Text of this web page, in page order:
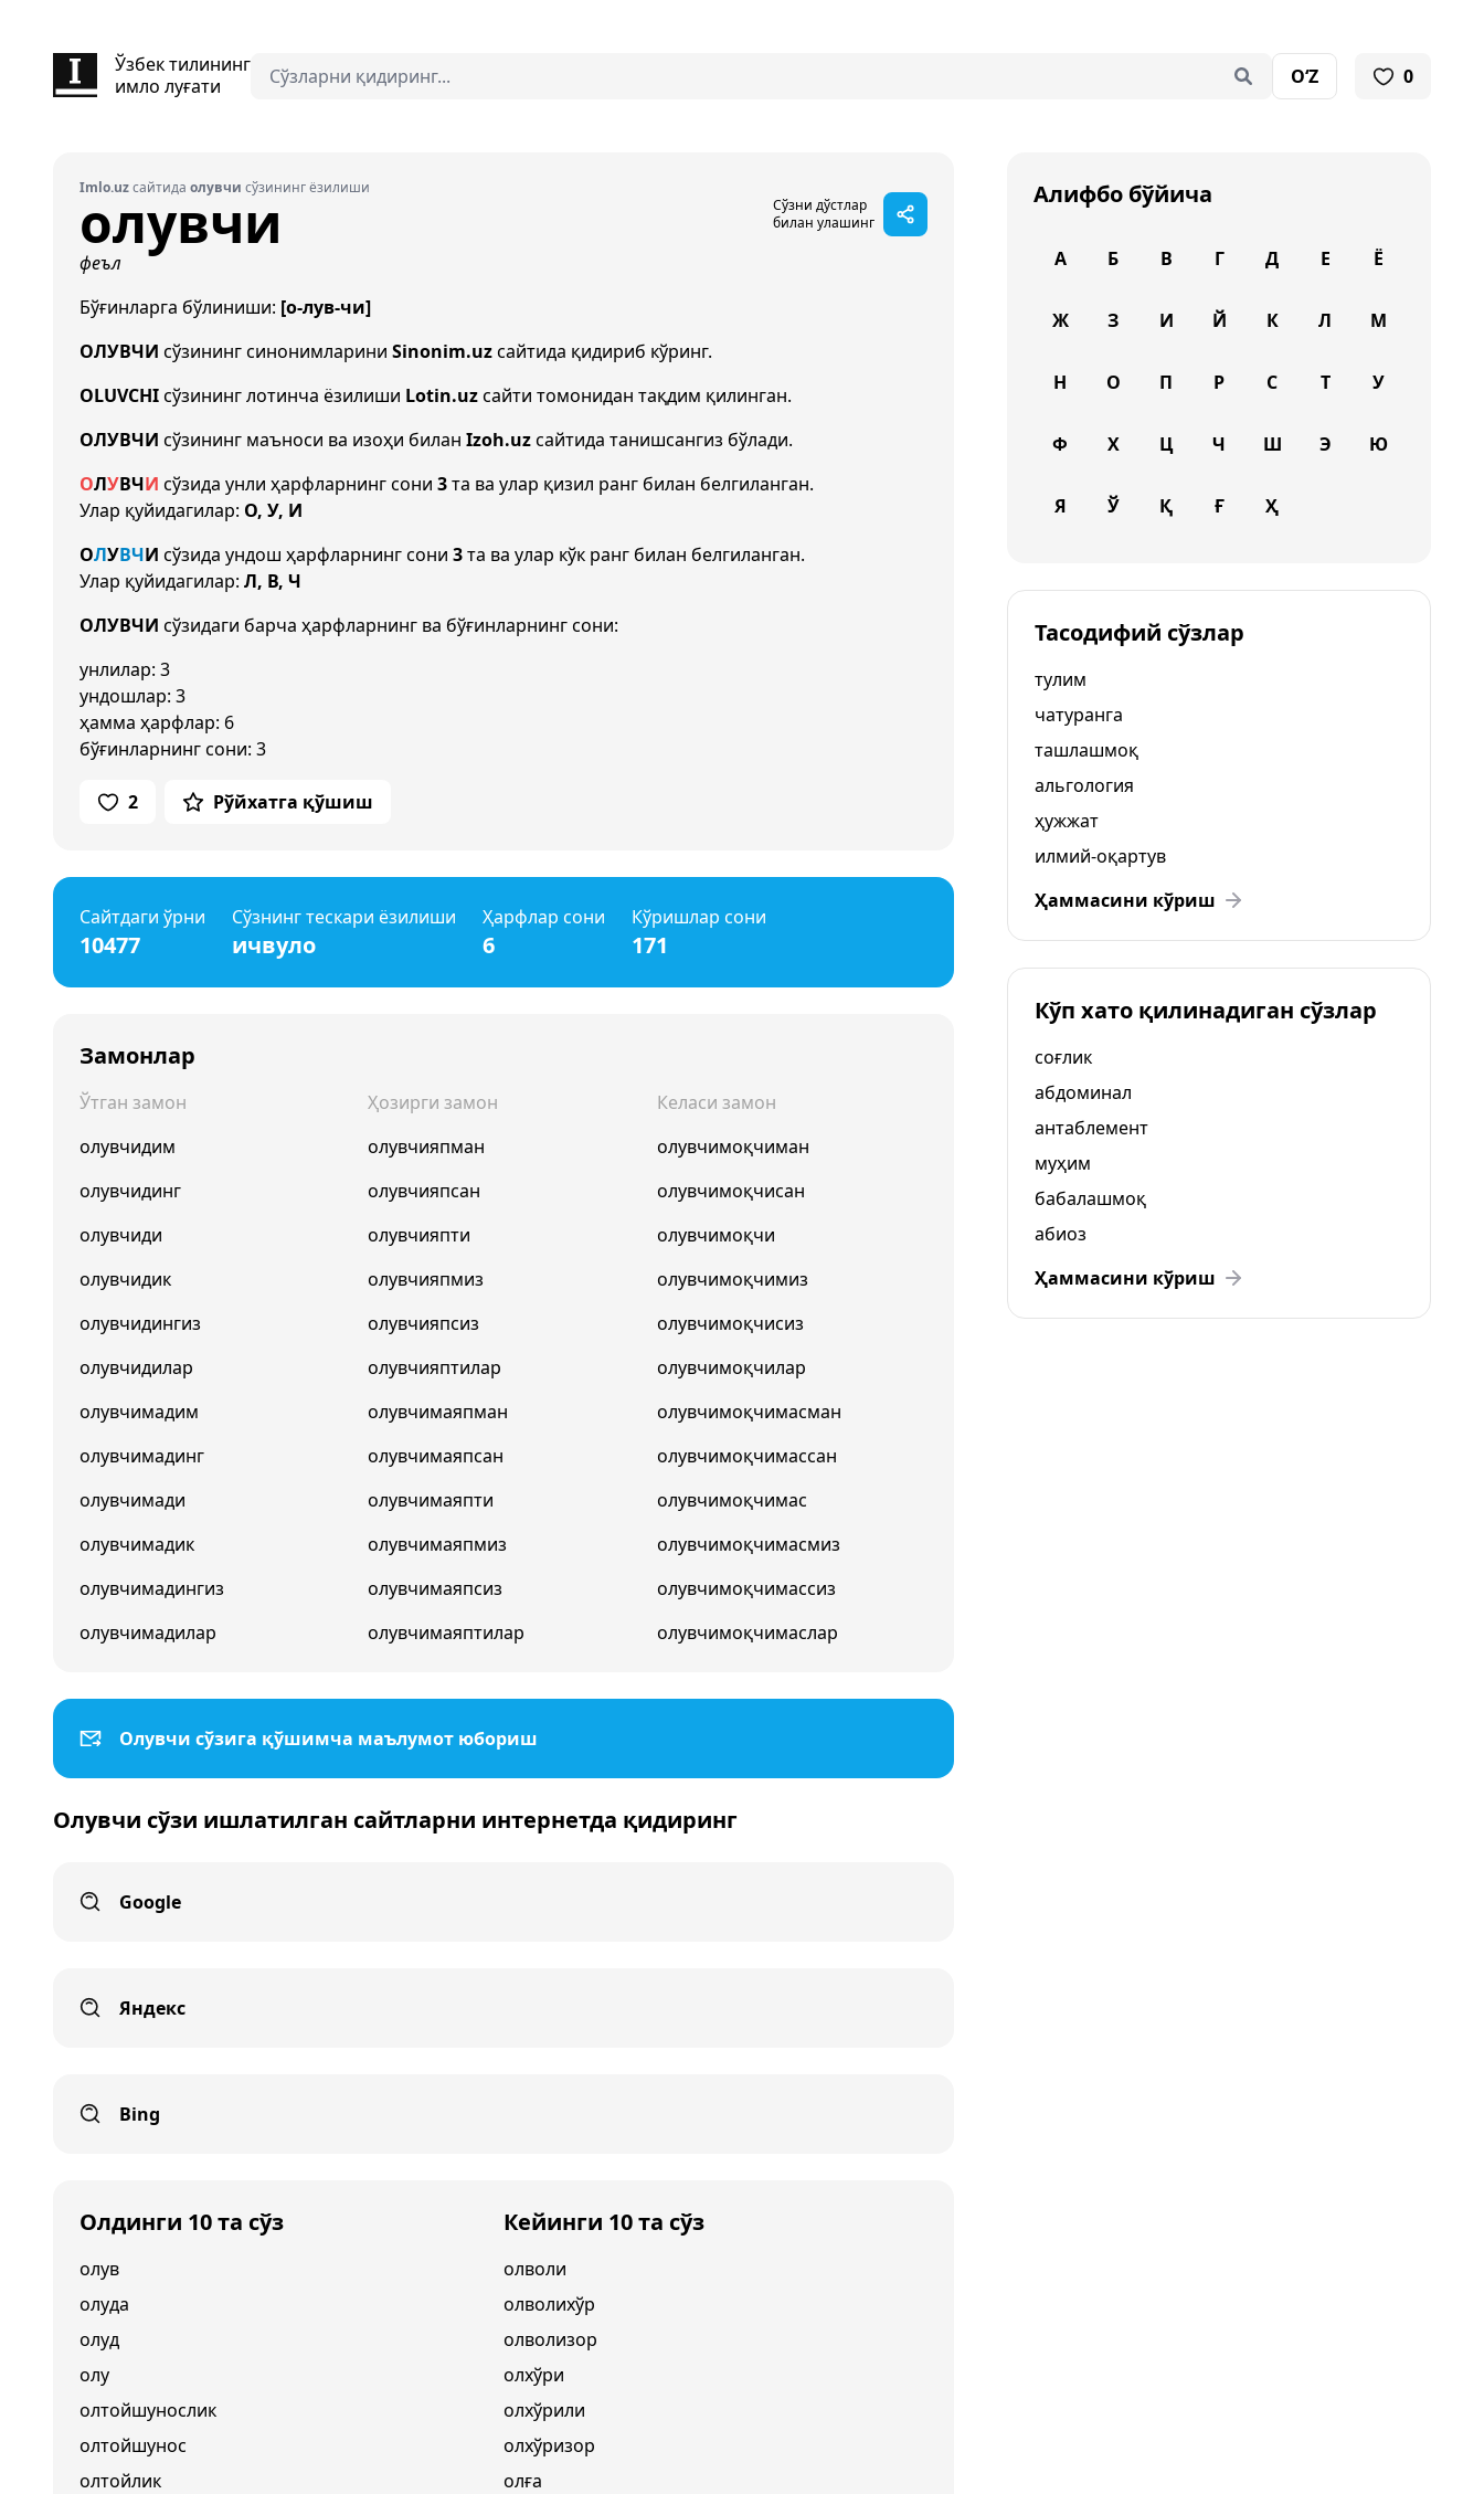
Ўзбек тилининг
имло луғати
O‘Z 0
Imlo.uzсайтида олувчи сўзининг ёзилиши
олувчи
Сўзни дўстлар
билан улашинг
феъл
Бўғинларга бўлиниши: [о-лув-чи]
ОЛУВЧИ сўзининг синонимларини Sinonim.uzсайтида қидириб кўринг.
OLUVCHIсўзининг лотинча ёзилиши Lotin.uzсайти томонидан тақдим қилинган.
ОЛУВЧИ сўзининг маъноси ва изоҳи билан Izoh.uzсайтида танишсангиз бўлади.
ОЛУВЧИ сўзида унли ҳарфларнинг сони 3та ва улар қизил ранг билан белгиланган.
Улар қуйидагилар: О, У, И
ОЛУВЧИ сўзида ундош ҳарфларнинг сони 3та ва улар кўк ранг билан белгиланган.
Улар қуйидагилар: Л, В, Ч
ОЛУВЧИ сўзидаги барча ҳарфларнинг ва бўғинларнинг сони:
унлилар: 3
ундошлар: 3
ҳамма ҳарфлар: 6
бўғинларнинг сони: 3
2 Рўйхатга қўшиш
Сайтдаги ўрни
10477
Сўзнинг тескари ёзилиши
ичвуло
Ҳарфлар сони
6
Кўришлар сони
171
Замонлар
Ўтган замон
олувчидим
олувчидинг
олувчиди
олувчидик
олувчидингиз
олувчидилар
олувчимадим
олувчимадинг
олувчимади
олувчимадик
олувчимадингиз
олувчимадилар
Ҳозирги замон
олувчияпман
олувчияпсан
олувчияпти
олувчияпмиз
олувчияпсиз
олувчияптилар
олувчимаяпман
олувчимаяпсан
олувчимаяпти
олувчимаяпмиз
олувчимаяпсиз
олувчимаяптилар
Келаси замон
олувчимоқчиман
олувчимоқчисан
олувчимоқчи
олувчимоқчимиз
олувчимоқчисиз
олувчимоқчилар
олувчимоқчимасман
олувчимоқчимассан
олувчимоқчимас
олувчимоқчимасмиз
олувчимоқчимассиз
олувчимоқчимаслар
Олувчи сўзига қўшимча маълумот юбориш
Олувчи сўзи ишлатилган сайтларни интернетда қидиринг
Google
Яндекс
Bing
Олдинги 10 та сўз
олув
олуда
олуд
олу
олтойшунослик
олтойшунос
олтойлик
Кейинги 10 та сўз
олволи
олволихўр
олволизор
олхўри
олхўрили
олхўризор
олға
Алифбо бўйича
А Б В Г Д Е Ё
Ж З И Й К Л М
Н О П Р С Т У
Ф Х Ц Ч Ш Э Ю
Я Ў Қ Ғ Ҳ
Тасодифий сўзлар
тулим
чатуранга
ташлашмоқ
альгология
ҳужжат
илмий-оқартув
Ҳаммасини кўриш
Кўп хато қилинадиган сўзлар
соғлик
абдоминал
антаблемент
муҳим
бабалашмоқ
абиоз
Ҳаммасини кўриш